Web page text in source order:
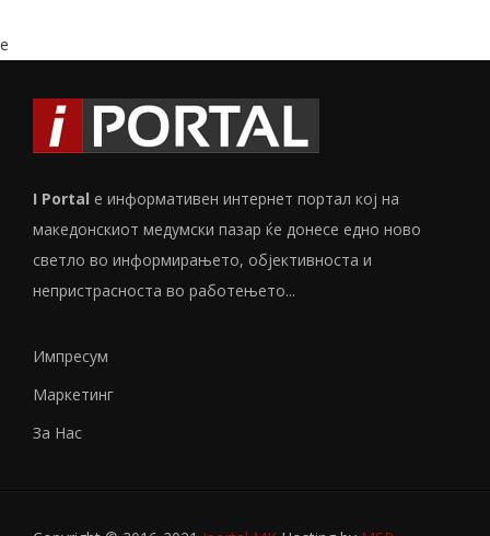
e
I Portal е информативен интернет портал кој на
македонскиот медумски пазар ќе донесе едно ново
светло во информирањето, објективноста и
непристрасноста во работењето...
Импресум
Маркетинг
За Нас